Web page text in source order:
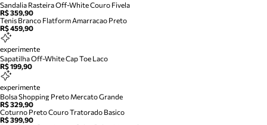
Sandalia Rasteira Off-White Couro Fivela
R$ 359,90
Tenis Branco Flatform Amarracao Preto
R$ 459,90
experimente
Sapatilha Off-White Cap Toe Laco
R$ 199,90
experimente
Bolsa Shopping Preto Mercato Grande
R$ 329,90
Coturno Preto Couro Tratorado Basico
R$ 399,90